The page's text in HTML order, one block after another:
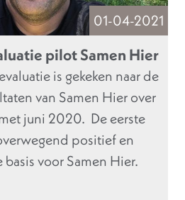
01-04-2021
pilot Samen Hier
is gekeken naar de
van Samen Hier over
juni 2020. De eerste
positief en
voor Samen Hier.